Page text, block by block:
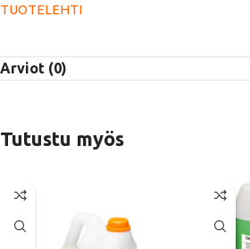
TUOTELEHTI
Arviot (0)
Tutustu myös